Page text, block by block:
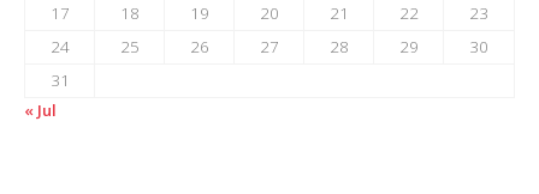
17
18 19 20 21 22
23
24
25 26 27 28 29
30
31
« Jul